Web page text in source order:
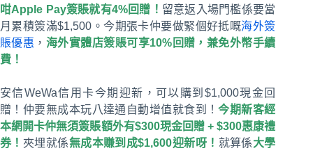
咁Apple Pay簽賬就有4%回贈！ 留意返入場門檻係要當
月累積簽滿$1,500。今期張卡仲要做緊個好抵嘅海外簽
賬優惠 ， 海外實體店簽賬可享10%回贈，兼免外幣手續
費！
安信WeWa信用卡今期迎新，可以購到$1,000現金回
贈！仲要無成本玩八達通自動增值就食到！今期新客經
本網開卡仲無須簽賬額外有$300現金回贈 + $300惠康禮
券！ 夾埋就係無成本賺到成$1,600迎新呀！ 就算係大學